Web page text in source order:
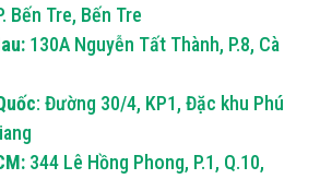
Bến Tre, Bến Tre
130A Nguyễn Tất Thành, P.8, Cà
: Đường 30/4, KP1, Đặc khu Phú
344 Lê Hồng Phong, P.1, Q.10,